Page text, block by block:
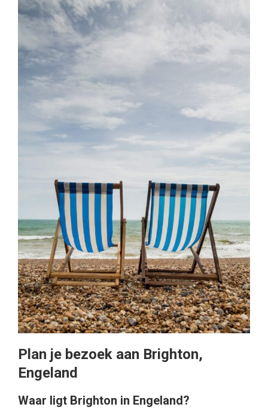
Plan je bezoek aan Brighton,
Engeland
Waar ligt Brighton in Engeland?